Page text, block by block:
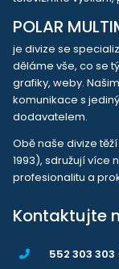
POLAR
je divize se
děláme vše, co se
grafiky, weby.
komunikace s
dodavatelem.
Obě naše divize
1993), sdružují více
profesionalitu a
Kontaktujte
552 303 303